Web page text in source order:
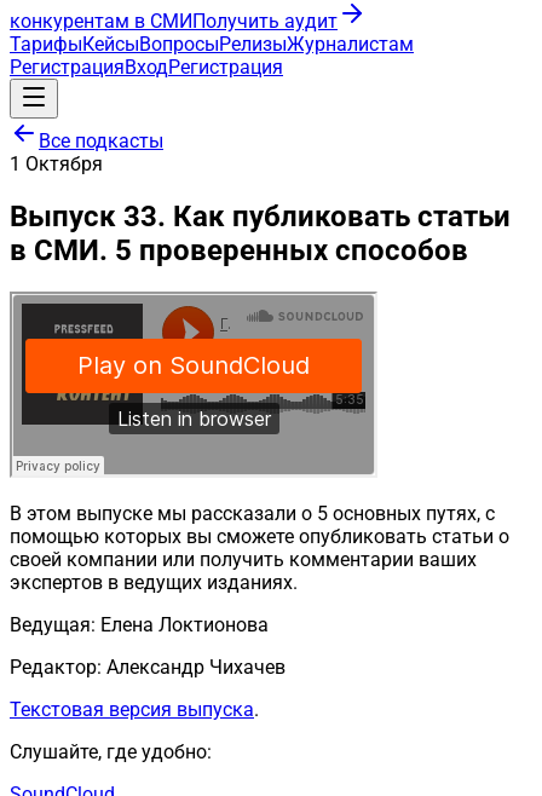
конкурентам в СМИПолучить аудит
ТарифыКейсыВопросыРелизыЖурналистам
РегистрацияВходРегистрация
Все подкасты
1 Октября
Выпуск 33. Как публиковать статьи
в СМИ. 5 проверенных способов
В этом выпуске мы рассказали о 5 основных путях, с
помощью которых вы сможете опубликовать статьи о
своей компании или получить комментарии ваших
экспертов в ведущих изданиях.
Ведущая: Елена Локтионова
Редактор: Александр Чихачев
Текстовая версия выпуска.
Слушайте, где удобно: